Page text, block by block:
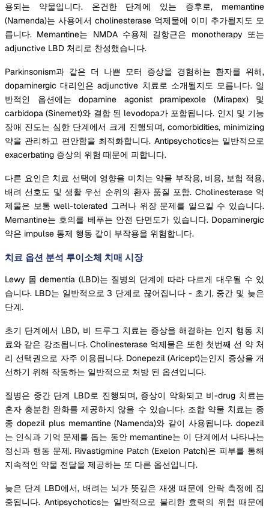
용되는 약물입니다. 온건한 단계에 있는 증후로, memantine
(Namenda)는 사용에서 cholinesterase 억제물에 이미 추가될지도 모
릅니다. Memantine는 NMDA 수용체 길항근은 monotherapy 또는
adjunctive LBD 처리로 찬성했습니다.
Parkinsonism과 같은 더 나쁜 모터 증상을 경험하는 환자를 위해,
dopaminergic 대리인은 adjunctive 치료로 소개될지도 모릅니다. 일
반적인 옵션에는 dopamine agonist pramipexole (Mirapex) 및
carbidopa (Sinemet)와 결합 된 levodopa가 포함됩니다. 인지 및 기능
장애 진도는 심한 단계에서 크게 진행되며, comorbidities, minimizing
약을 관리하고 편안함을 최적화합니다. Antipsychotics는 일반적으로
exacerbating 증상의 위험 때문에 피합니다.
다른 요인은 치료 선택에 영향을 미치는 약물 부작용, 비용, 보험 적용,
배려 선호도 및 생활 우선 순위의 환자 품질 포함. Cholinesterase 억
제물은 보통 well-tolerated 그러나 위장 문제를 일으킬 수 있습니다.
Memantine는 호의를 베푸는 안전 단면도가 있습니다. Dopaminergic
약은 impulse 통제 행동 같이 부작용을 위험합니다.
치료 옵션 분석 루이소체 치매 시장
Lewy 몸 dementia (LBD)는 질병의 단계에 따라 다르게 대우될 수 있
습니다. LBD는 일반적으로 3 단계로 끊어집니다 - 초기, 중간 및 늦은
단계.
초기 단계에서 LBD, 비 드루그 치료는 증상을 해결하는 인지 행동 치
료와 같은 강조됩니다. Cholinesterase 억제물은 또한 첫번째 선 약 처
리 선택권으로 자주 이용됩니다. Donepezil (Aricept)는인지 증상을 개
선하기 위해 작동하는 일반적으로 처방 된 옵션입니다.
질병은 중간 단계 LBD로 진행되며, 증상이 악화되고 비-drug 치료는
혼자 충분한 완화를 제공하지 않을 수 있습니다. 조합 약물 치료는 종
종 dopezil plus memantine (Namenda)와 같이 사용됩니다. dopezil
는 인식과 기억 문제를 돕는 동안 memantine는 이 단계에서 나타나는
정신과 행동 문제. Rivastigmine Patch (Exelon Patch)은 피부를 통해
지속적인 약물 전달을 제공하는 또 다른 옵션입니다.
늦은 단계 LBD에서, 배려는 뇌가 뜻깊은 재생 때문에 안락 측정에 집
중됩니다. Antipsychotics는 일반적으로 불리한 효력의 위험 때문에